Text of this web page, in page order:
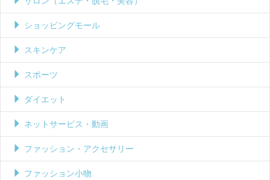
ショッピングモール
スキンケア
スポーツ
ダイエット
ネットサービス・動画
ファッション・アクセサリー
ファッション小物